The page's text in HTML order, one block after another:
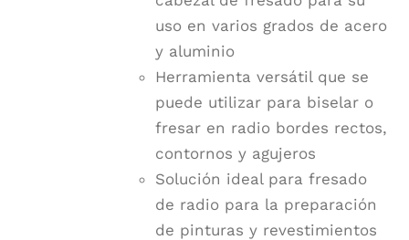
uso en varios grados de acero
y aluminio
Herramienta versátil que se
puede utilizar para biselar o
fresar en radio bordes rectos,
contornos y agujeros
Solución ideal para fresado
de radio para la preparación
de pinturas y revestimientos